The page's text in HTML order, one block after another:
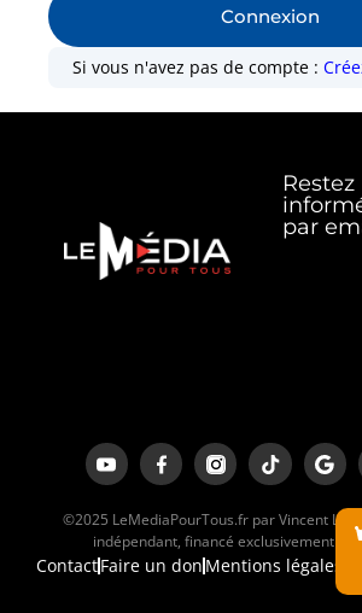
Connexion
Si vous n'avez pas de compte :
Restez
par
©2025 LeMediaPourTous.fr par Vincent
indépendant, financé exclusivement par
ContactFaire un don Mentions légales